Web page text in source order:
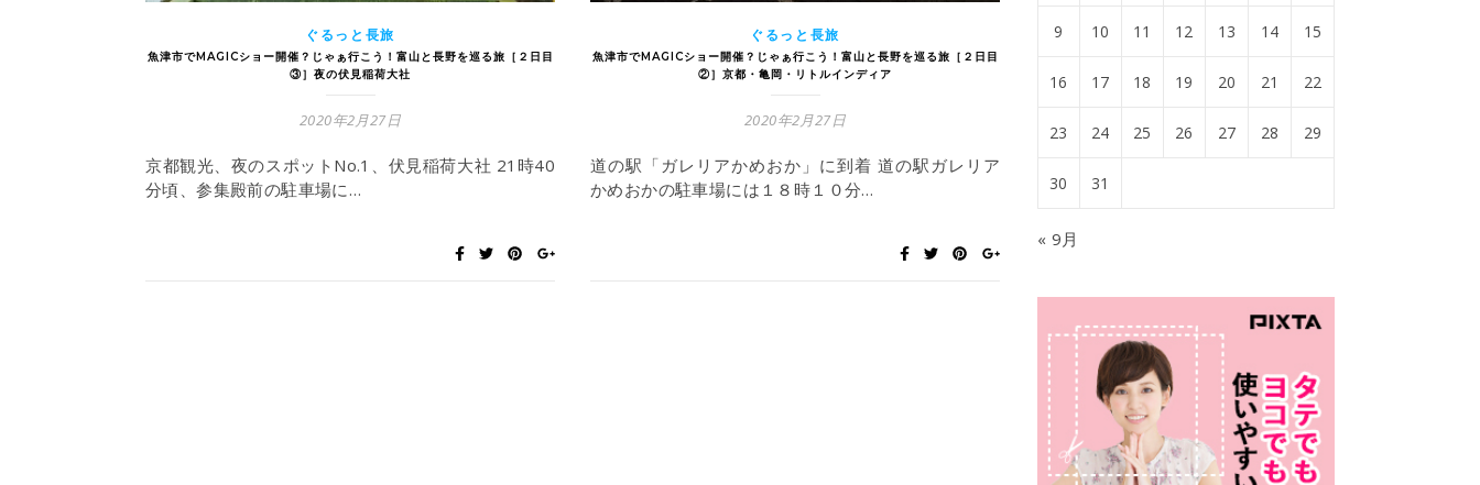
ぐるっと長旅
魚津市でMAGICショー開催？じゃぁ行こう！富山と長野を巡る旅［２日目
③］夜の伏見稲荷大社
2020年2月27日
京都観光、夜のスポットNo.1、伏見稲荷大社 21時40
分頃、参集殿前の駐車場に…
ぐるっと長旅
魚津市でMAGICショー開催？じゃぁ行こう！富山と長野を巡る旅［２日目
②］京都・亀岡・リトルインディア
2020年2月27日
道の駅「ガレリアかめおか」に到着 道の駅ガレリア
かめおかの駐車場には１８時１０分…
9 10 11 12 13 14 15
16 17 18 19 20 21 22
23 24 25 26 27 28 29
30 31
« 9月